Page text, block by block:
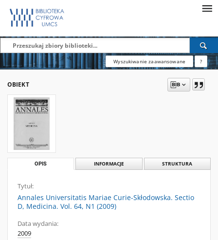
Wyszukiwanie zaawansowane ?
OBIEKT
OPIS INFORMACJE STRUKTURA
Tytuł:
Annales Universitatis Mariae Curie-Skłodowska. Sectio
D, Medicina. Vol. 64, N1 (2009)
Data wydania:
2009